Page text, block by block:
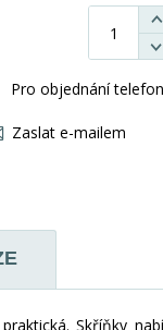
Pro objednání
Zaslat e-mailem
Skříňky